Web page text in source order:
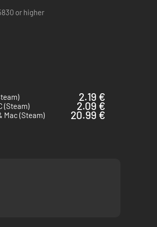
die zich niet aan de regels
meedogenloze opperheer in om
uit te buiten.
en uiteindelijk zul je in staat zijn
probeert.
or higher
2.19 €
(Steam)
2.09 €
Mac (Steam) 20.99 €